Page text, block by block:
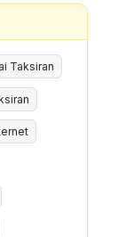
Taksiran